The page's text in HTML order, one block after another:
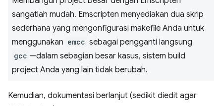
sangatlah mudah. Emscripten menyediakan dua skrip
sederhana yang mengonfigurasi makefile Anda untuk
menggunakan emcc sebagai pengganti langsung
gcc —dalam sebagian besar kasus, sistem build
project Anda yang lain tidak berubah.
Kemudian, dokumentasi berlanjut (sedikit diedit agar